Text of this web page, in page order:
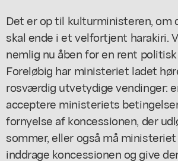
Det er op til kulturministeren, om
skal ende i et velfortjent harakiri.
nemlig nu åben for en rent
Foreløbig har ministeriet ladet
rosværdig utvetydige vendinger:
acceptere ministeriets
fornyelse af koncessionen, der
sommer, eller også må
inddrage koncessionen og give